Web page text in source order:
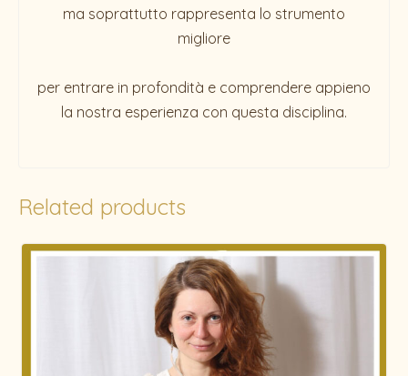
ma soprattutto rappresenta lo strumento
migliore
per entrare in profondità e comprendere appieno
la nostra esperienza con questa disciplina.
Related products